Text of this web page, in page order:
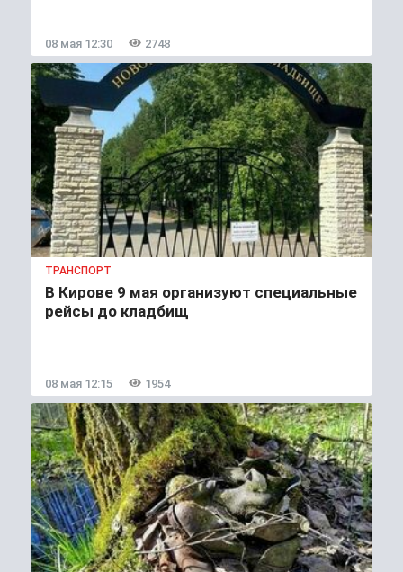
08 мая 12:30 2748
ТРАНСПОРТ
В Кирове 9 мая организуют специальные
рейсы до кладбищ
08 мая 12:15 1954